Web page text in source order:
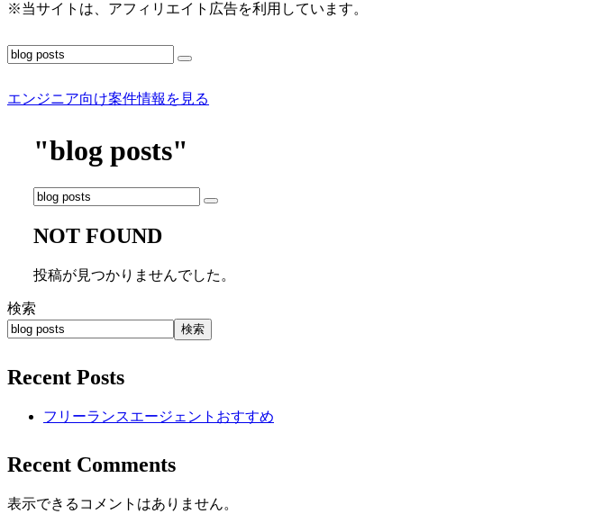
※当サイトは、アフィリエイト広告を利用しています。
エンジニア向け案件情報を見る
"blog posts"
NOT FOUND
投稿が見つかりませんでした。
検索
検索
Recent Posts
フリーランスエージェントおすすめ
Recent Comments
表示できるコメントはありません。